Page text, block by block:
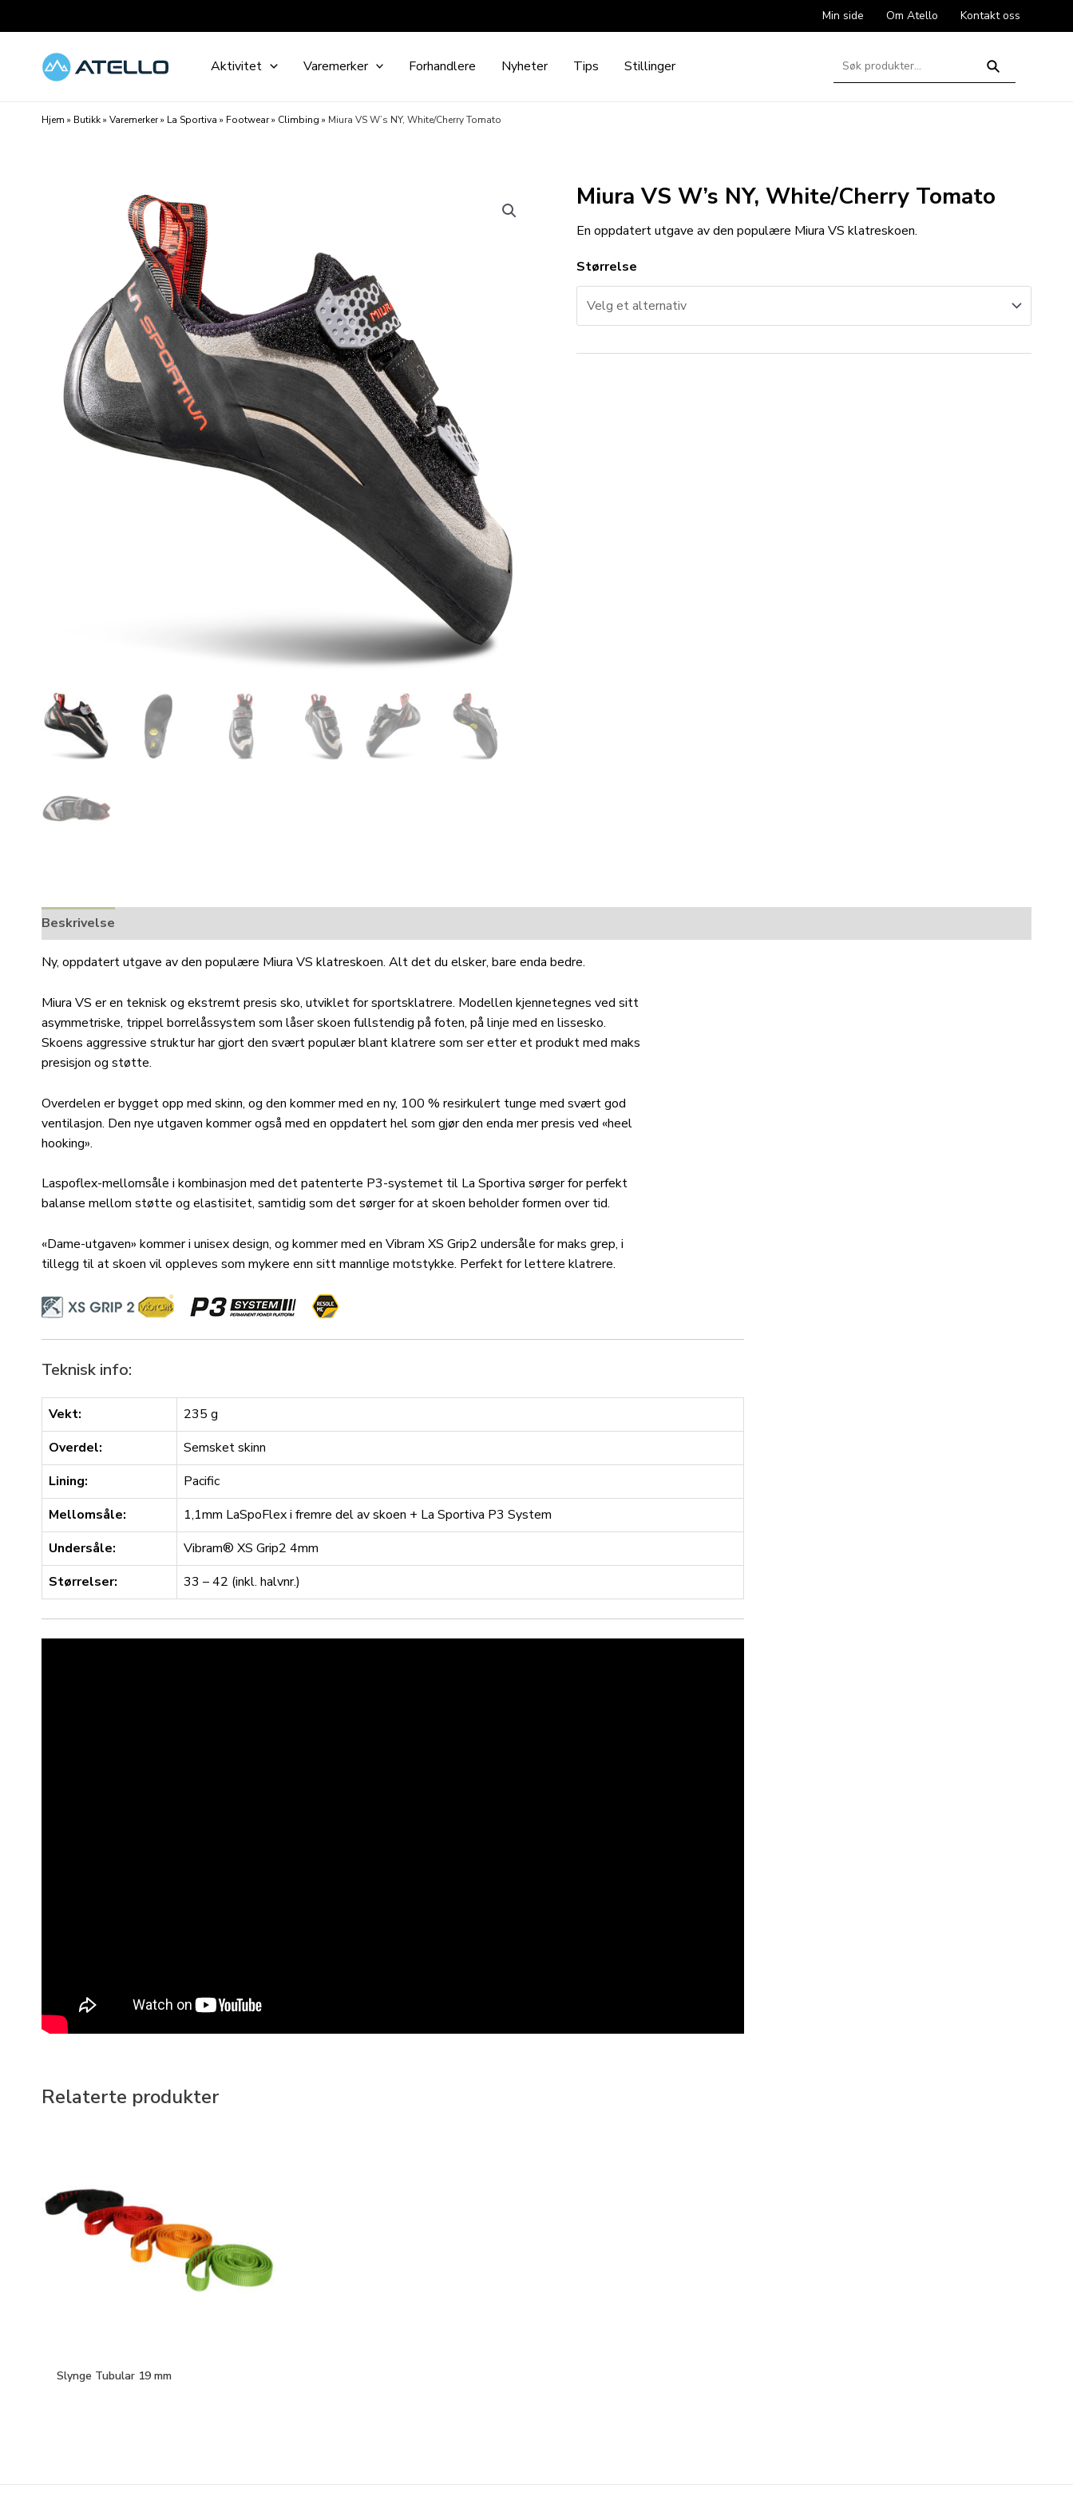
rett
innholdet
Min side Om Atello Kontakt oss
Aktivitet Varemerker Forhandlere Nyheter Tips Stillinger
Søk
Hjem » Butikk» Varemerker» La Sportiva » Footwear» Climbing » Miura VS W’s NY, White/Cherry Tomato
Miura VS W’s NY, White/Cherry Tomato
En oppdatert utgave av den populære Miura VS klatreskoen.
Størrelse
Beskrivelse
Ny, oppdatert utgave av den populære Miura VS klatreskoen. Alt det du elsker, bare enda bedre.
Miura VS er en teknisk og ekstremt presis sko, utviklet for sportsklatrere. Modellen kjennetegnes ved sitt
asymmetriske, trippel borrelåssystem som låser skoen fullstendig på foten, på linje med en lissesko.
Skoens aggressive struktur har gjort den svært populær blant klatrere som ser etter et produkt med maks
presisjon og støtte.
Overdelen er bygget opp med skinn, og den kommer med en ny, 100 % resirkulert tunge med svært god
ventilasjon. Den nye utgaven kommer også med en oppdatert hel som gjør den enda mer presis ved «heel
hooking».
Laspoflex-mellomsåle i kombinasjon med det patenterte P3-systemet til La Sportiva sørger for perfekt
balanse mellom støtte og elastisitet, samtidig som det sørger for at skoen beholder formen over tid.
«Dame-utgaven» kommer i unisex design, og kommer med en Vibram XS Grip2 undersåle for maks grep, i
tillegg til at skoen vil oppleves som mykere enn sitt mannlige motstykke. Perfekt for lettere klatrere.
Teknisk info:
Vekt:
235 g
Overdel:
Semsket skinn
Lining:
Pacific
Mellomsåle:
1,1mm LaSpoFlex i fremre del av skoen + La Sportiva P3 System
Undersåle:
Vibram® XS Grip2 4mm
Størrelser:
33 – 42 (inkl. halvnr.)
Relaterte produkter
Slynge Tubular 19 mm